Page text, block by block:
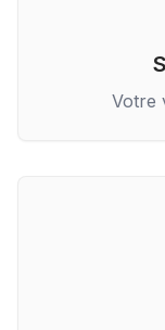
Votre